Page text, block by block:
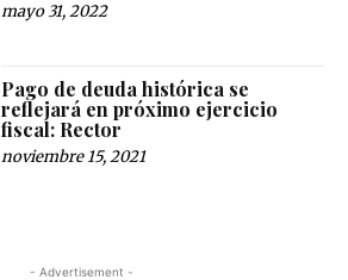
mayo 31, 2022
Pago de deuda histórica se
reflejará en próximo ejercicio
fiscal: Rector
noviembre 15, 2021
- Advertisement -